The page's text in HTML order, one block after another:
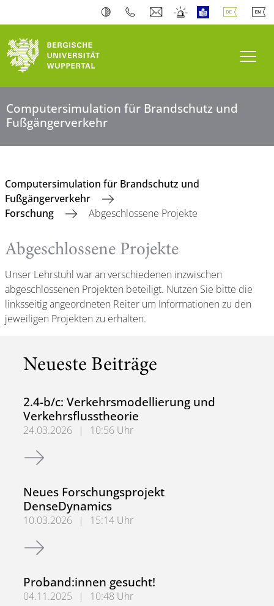
Computersimulation für Brandschutz und
Fußgängerverkehr
Computersimulation für Brandschutz und
Fußgängerverkehr
Forschung
Abgeschlossene Projekte
Abgeschlossene Projekte
Unser Lehrstuhl war an verschiedenen inzwischen
abgeschlossenen Projekten beteiligt. Nutzen Sie bitte die
linksseitig angeordneten Reiter um Informationen zu den
jeweiligen Projekten zu erhalten.
Neueste Beiträge
2.4-b/c: Verkehrsmodellierung und
Verkehrsflusstheorie
24.03.2026 |
10:56 Uhr
2.4-b/c: Verkehrsmodellierung und Verkehrsflusstheorie
Neues Forschungsprojekt
DenseDynamics
10.03.2026 |
15:14 Uhr
Neues Forschungsprojekt DenseDynamics
Proband:innen gesucht!
04.11.2025 |
10:48 Uhr